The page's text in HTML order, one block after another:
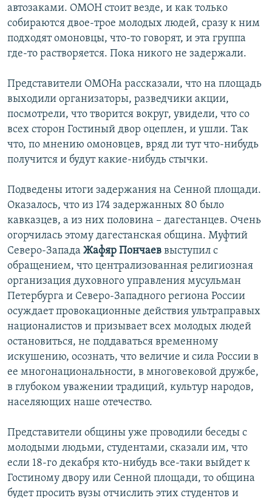
автозаками. ОМОН стоит везде, и как только
собираются двое-трое молодых людей, сразу к ним
подходят омоновцы, что-то говорят, и эта группа
где-то растворяется. Пока никого не задержали.
Представители ОМОНа рассказали, что на площадь
выходили организаторы, разведчики акции,
посмотрели, что творится вокруг, увидели, что со
всех сторон Гостиный двор оцеплен, и ушли. Так
что, по мнению омоновцев, вряд ли тут что-нибудь
получится и будут какие-нибудь стычки.
Подведены итоги задержания на Сенной площади.
Оказалось, что из 174 задержанных 80 было
кавказцев, а из них половина – дагестанцев. Очень
огорчилась этому дагестанская община. Муфтий
Северо-Запада Жафяр Пончаев выступил с
обращением, что централизованная религиозная
организация духовного управления мусульман
Петербурга и Северо-Западного региона России
осуждает провокационные действия ультраправых
националистов и призывает всех молодых людей
остановиться, не поддаваться временному
искушению, осознать, что величие и сила России в
ее многонациональности, в многовековой дружбе,
в глубоком уважении традиций, культур народов,
населяющих наше отечество.
Представители общины уже проводили беседы с
молодыми людьми, студентами, сказали им, что
если 18-го декабря кто-нибудь все-таки выйдет к
Гостиному двору или Сенной площади, то община
будет просить вузы отчислить этих студентов и